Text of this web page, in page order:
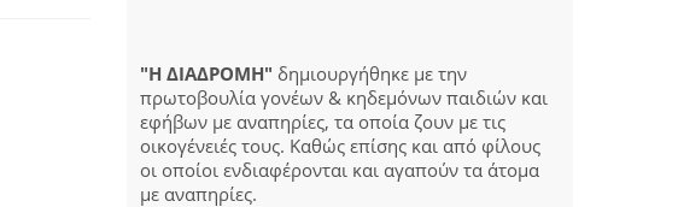
"Η ΔΙΑΔΡΟΜΗ" δημιουργήθηκε με την
πρωτοβουλία γονέων & κηδεμόνων παιδιών και
εφήβων με αναπηρίες, τα οποία ζουν με τις
οικογένειές τους. Καθώς επίσης και από φίλους
οι οποίοι ενδιαφέρονται και αγαπούν τα άτομα
με αναπηρίες.